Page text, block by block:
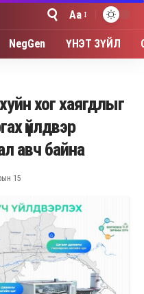
Font
Resizer
Aa
NegGen ҮНЭТ ЗҮЙЛ
хог хаягдлыг
үйлдвэр
авч байна
15